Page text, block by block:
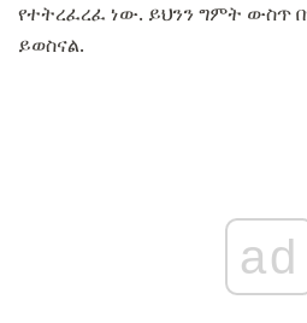
የተትረፈረፈ ነው. ይህንን ግምት ውስጥ
ይወስናል.
ad